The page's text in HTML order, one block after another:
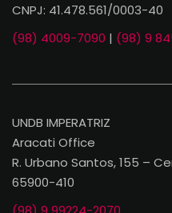
CNPJ: 41.478.561/0003-40
(98) 4009-7090 | (98) 9
UNDB IMPERATRIZ
Aracati Office
R. Urbano Santos, 155 –
65900-410